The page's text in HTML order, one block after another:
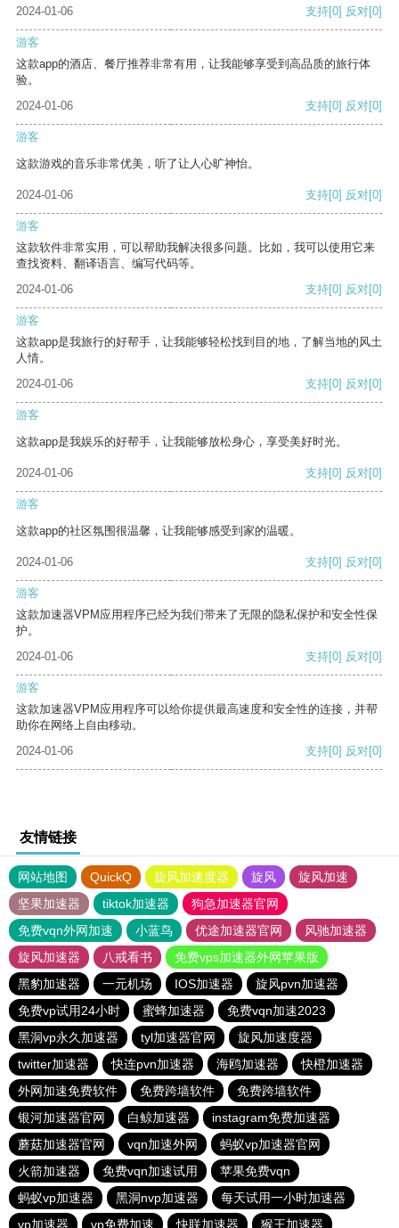
2024-01-06 支持[0] 反对[0]
游客
这款app的酒店、餐厅推荐非常有用，让我能够享受到高品质的旅行体
验。
2024-01-06
支持[0] 反对[0]
游客
这款游戏的音乐非常优美，听了让人心旷神怡。
2024-01-06 支持[0] 反对[0]
游客
这款软件非常实用，可以帮助我解决很多问题。比如，我可以使用它来
查找资料、翻译语言、编写代码等。
2024-01-06
支持[0] 反对[0]
游客
这款app是我旅行的好帮手，让我能够轻松找到目的地，了解当地的风土
人情。
2024-01-06
支持[0] 反对[0]
游客
这款app是我娱乐的好帮手，让我能够放松身心，享受美好时光。
2024-01-06 支持[0] 反对[0]
游客
这款app的社区氛围很温馨，让我能够感受到家的温暖。
2024-01-06 支持[0] 反对[0]
游客
这款加速器VPM应用程序已经为我们带来了无限的隐私保护和安全性保
护。
2024-01-06
支持[0] 反对[0]
游客
这款加速器VPM应用程序可以给你提供最高速度和安全性的连接，并帮
助你在网络上自由移动。
2024-01-06
支持[0] 反对[0]
友情链接
网站地图 QuickQ 旋风加速度器 旋风
旋风加速
坚果加速器
tiktok加速器
狗急加速器官网
免费vqn外网加速
小蓝鸟 优途加速器官网
风驰加速器
旋风加速器
八戒看书
免费vps加速器外网苹果版
黑豹加速器
一元机场 IOS加速器
旋风pvn加速器
免费vp试用24小时
蜜蜂加速器
免费vqn加速2023
黑洞vp永久加速器
tyl加速器官网
旋风加速度器
twitter加速器
快连pvn加速器 海鸥加速器
快橙加速器
外网加速免费软件
免费跨墙软件
免费跨墙软件
银河加速器官网
白鲸加速器
instagram免费加速器
蘑菇加速器官网
vqn加速外网
蚂蚁vp加速器官网
火箭加速器
免费vqn加速试用
苹果免费vqn
蚂蚁vp加速器
黑洞nvp加速器
每天试用一小时加速器
vp加速器
vp免费加速 快联加速器 猴王加速器